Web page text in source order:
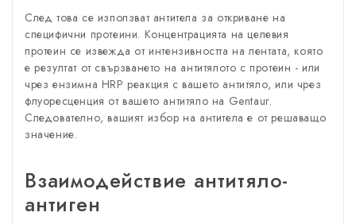
След това се използват антитела за откриване на
специфични протеини. Концентрацията на целевия
протеин се извежда от интензивността на лентата, която
е резултат от свързването на антитялото с протеин - или
чрез ензимна HRP реакция с вашето антитяло, или чрез
флуоресценция от вашето антитяло на Gentaur.
Следователно, вашият избор на антитела е от решаващо
значение.
Взаимодействие антитяло-
антиген